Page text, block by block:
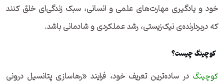
خود و یادگیری مهارت‌های علمی و انسانی، سبک زندگی‌ای خلق کنند
که دربردارنده‌ی نیک‌زیستی، رشد عملکردی و شادمانی باشد.
کوچینگ چیست؟
کوچینگ در ساده‌ترین تعریف خود، فرایند «رهاسازی پتانسیل درونی